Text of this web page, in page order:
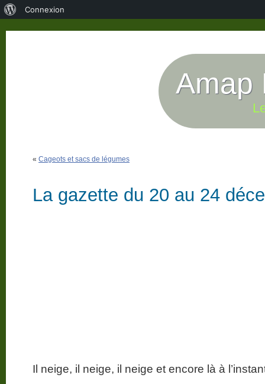
Amap
« Cageots et sacs de légumes
La gazette du 20 au 24
Il neige, il neige, il neige et encore là à
Connexion